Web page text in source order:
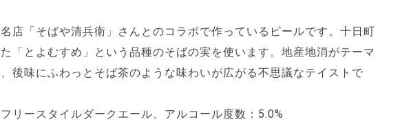
店「そばや清兵衛」さんとのコラボで作っているビールです。十日町
「とよむすめ」という品種のそばの実を使います。地産地消がテーマ
後味にふわっとそば茶のような味わいが広がる不思議なテイストで
リースタイルダークエール、アルコール度数：5.0%